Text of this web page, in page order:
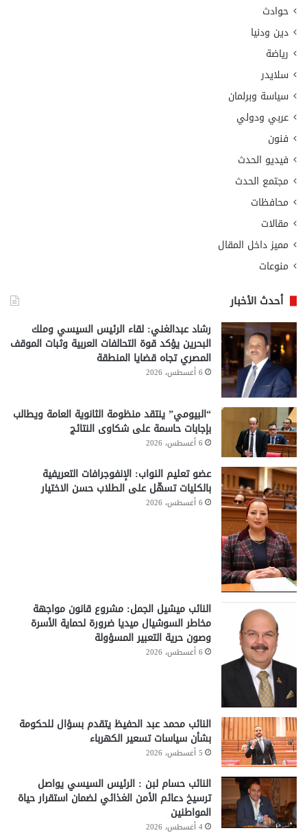
حوادث
دين ودنيا
رياضة
سلايدر
سياسة وبرلمان
عربي ودولي
فنون
فيديو الحدث
مجتمع الحدث
محافظات
مقالات
مميز داخل المقال
منوعات
أحدث الأخبار
رشاد عبدالغني: لقاء الرئيس السيسي وملك
البحرين يؤكد قوة التحالفات العربية وثبات الموقف
المصري تجاه قضايا المنطقة
6 أغسطس، 2026
“البيومي” ينتقد منظومة الثانوية العامة ويطالب
بإجابات حاسمة على شكاوى النتائج
6 أغسطس، 2026
عضو تعليم النواب: الإنفوجرافات التعريفية
بالكليات تسهّل على الطلاب حسن الاختيار
6 أغسطس، 2026
النائب ميشيل الجمل: مشروع قانون مواجهة
مخاطر السوشيال ميديا ضرورة لحماية الأسرة
وصون حرية التعبير المسؤولة
6 أغسطس، 2026
النائب محمد عبد الحفيظ يتقدم بسؤال للحكومة
بشأن سياسات تسعير الكهرباء
5 أغسطس، 2026
النائب حسام لبن : الرئيس السيسي يواصل
ترسيخ دعائم الأمن الغذائي لضمان استقرار حياة
المواطنين
4 أغسطس، 2026